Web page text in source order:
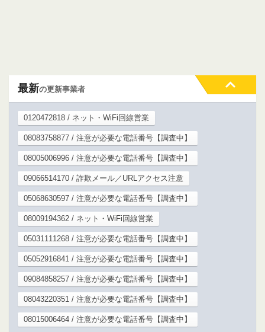
最新の更新事業者
0120472818 / ネット・WiFi回線営業
08083758877 / 注意が必要な電話番号【調査中】
08005006996 / 注意が必要な電話番号【調査中】
09066514170 / 詐欺メール／URLアクセス注意
05068630597 / 注意が必要な電話番号【調査中】
08009194362 / ネット・WiFi回線営業
05031111268 / 注意が必要な電話番号【調査中】
05052916841 / 注意が必要な電話番号【調査中】
09084858257 / 注意が必要な電話番号【調査中】
08043220351 / 注意が必要な電話番号【調査中】
08015006464 / 注意が必要な電話番号【調査中】